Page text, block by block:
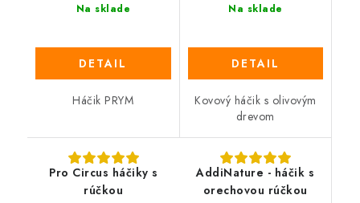
Na sklade
DETAIL
Háčik PRYM
Na sklade
DETAIL
Kovový háčik s olivovým
drevom
Pro Circus háčiky s
rúčkou
AddiNature - háčik s
orechovou rúčkou